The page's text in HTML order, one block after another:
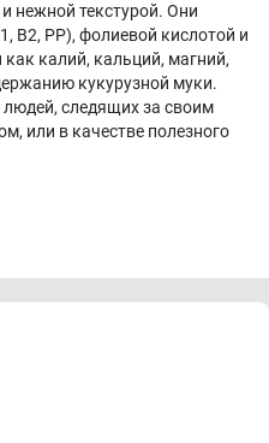
нежной текстурой. Они
В2, РР), фолиевой кислотой и
калий, кальций, магний,
кукурузной муки.
следящих за своим
или в качестве полезного